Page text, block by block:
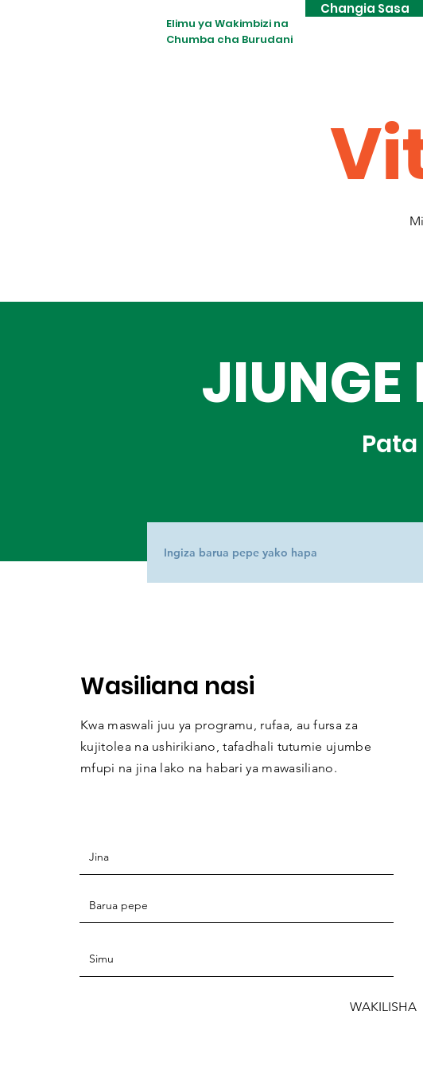
Elimu ya Wakimbizi na
Chumba cha Burudani
Changia Sasa
Wasiliana nasi
Kwa maswali juu ya programu, rufaa, au fursa za
kujitolea na ushirikiano, tafadhali tutumie ujumbe
mfupi na jina lako na habari ya mawasiliano.
WAKILISHA